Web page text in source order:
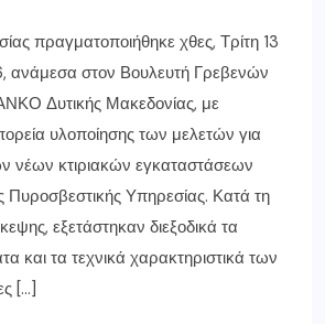
πραγματοποιήθηκε χθες, Τρίτη 13
ανάμεσα στον Βουλευτή Γρεβενών
Δυτικής Μακεδονίας, με
υλοποίησης των μελετών για
νέων κτιριακών εγκαταστάσεων
Πυροσβεστικής Υπηρεσίας. Κατά τη
εξετάστηκαν διεξοδικά τα
και τα τεχνικά χαρακτηριστικά των
[…]